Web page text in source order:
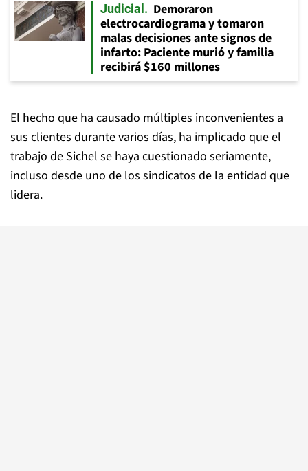
Judicial
Demoraron
electrocardiograma y tomaron
malas decisiones ante signos de
infarto: Paciente murió y familia
recibirá $160 millones
El hecho que ha causado múltiples inconvenientes a
sus clientes durante varios días, ha implicado que el
trabajo de Sichel se haya cuestionado seriamente,
incluso desde uno de los sindicatos de la entidad que
lidera.